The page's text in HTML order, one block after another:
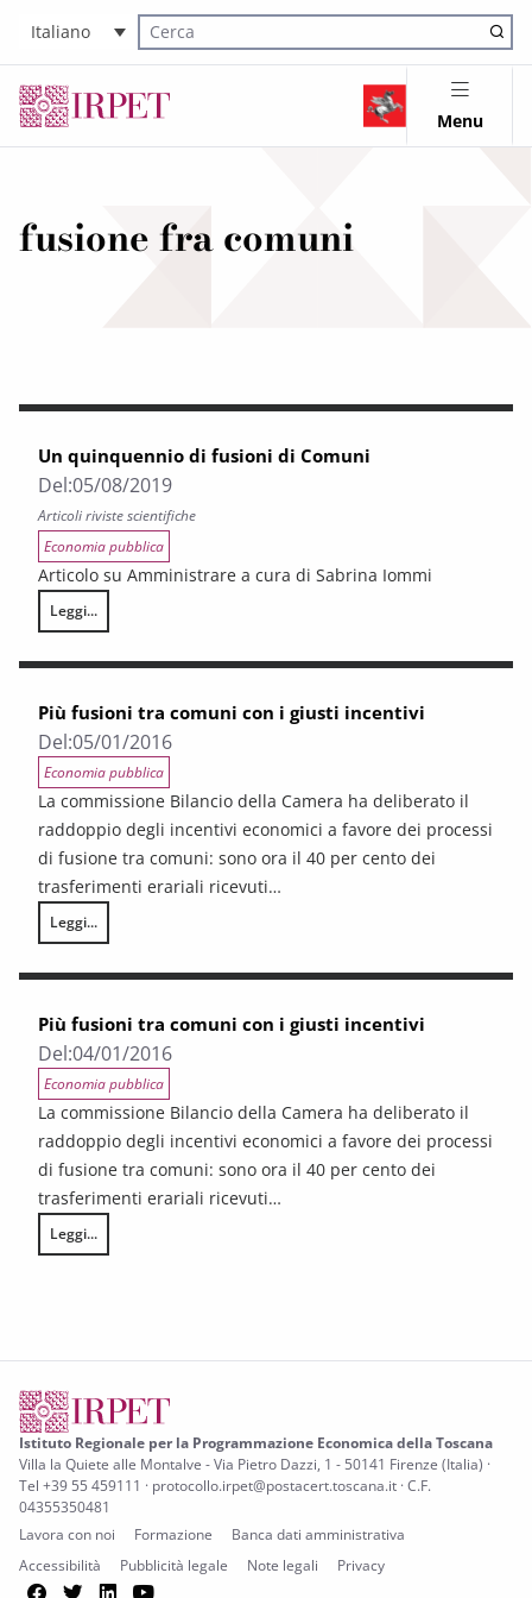
Italiano
Cerca nel sito
Menu
fusione fra comuni
Un quinquennio di fusioni di Comuni
Del:05/08/2019
Articoli riviste scientifiche
Economia pubblica
Articolo su Amministrare a cura di Sabrina Iommi
Leggi...
Un quinquennio di fusioni di Comuni
Più fusioni tra comuni con i giusti incentivi
Del:05/01/2016
Economia pubblica
La commissione Bilancio della Camera ha deliberato il
raddoppio degli incentivi economici a favore dei processi
di fusione tra comuni: sono ora il 40 per cento dei
trasferimenti erariali ricevuti…
Leggi...
Più fusioni tra comuni con i giusti incentivi
Più fusioni tra comuni con i giusti incentivi
Del:04/01/2016
Economia pubblica
La commissione Bilancio della Camera ha deliberato il
raddoppio degli incentivi economici a favore dei processi
di fusione tra comuni: sono ora il 40 per cento dei
trasferimenti erariali ricevuti…
Leggi...
Più fusioni tra comuni con i giusti incentivi
Istituto Regionale per la Programmazione Economica della Toscana
Villa la Quiete alle Montalve - Via Pietro Dazzi, 1 - 50141 Firenze (Italia) ·
Tel +39 55 459111 · protocollo.irpet@postacert.toscana.it · C.F.
04355350481
Lavora con noi
Formazione
Banca dati amministrativa
Accessibilità
Pubblicità legale Note legali Privacy
Facebook
TwitterLinkedIn